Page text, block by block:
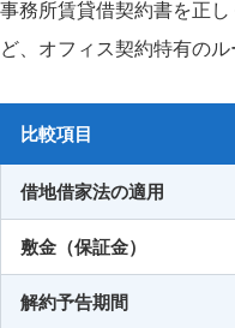
事務所賃貸借契約書を正
ど、オフィス契約特有のル
比較項目
借地借家法の適用
敷金（保証金）
解約予告期間